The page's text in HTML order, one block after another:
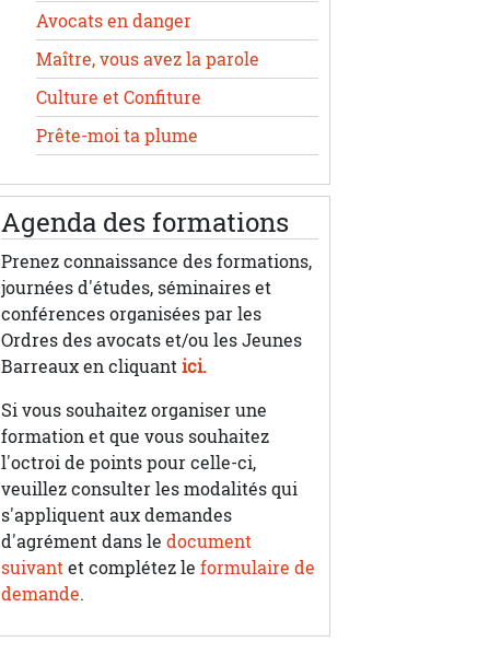
Avocats en danger
Maître, vous avez la parole
Culture et Confiture
Prête-moi ta plume
Agenda des formations
Prenez connaissance des formations,
journées d'études, séminaires et
conférences organisées par les
Ordres des avocats et/ou les Jeunes
Barreaux en cliquantici.
Si vous souhaitez organiser une
formation et que vous souhaitez
l'octroi de points pour celle-ci,
veuillez consulter les modalités qui
s'appliquent aux demandes
d'agrément dans ledocument
suivantet complétez leformulaire de
demande.